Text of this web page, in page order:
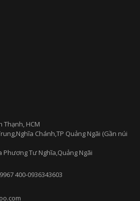
Thạnh, HCM
Chánh,TP Quảng Ngãi (Gần núi
Phương Tư Nghĩa,Quảng Ngãi
400-0936343603